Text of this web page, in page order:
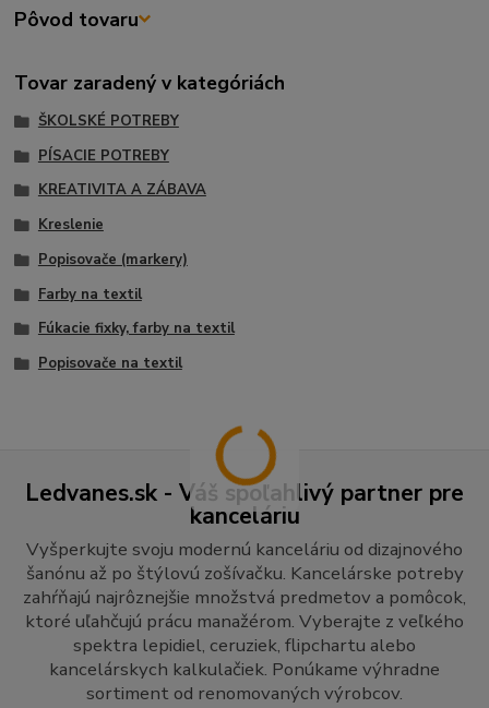
Pôvod tovaru
Tovar zaradený v kategóriách
ŠKOLSKÉ POTREBY
PÍSACIE POTREBY
KREATIVITA A ZÁBAVA
Kreslenie
Popisovače (markery)
Farby na textil
Fúkacie fixky, farby na textil
Popisovače na textil
Ledvanes.sk - Váš spoľahlivý partner pre
kanceláriu
Vyšperkujte svoju modernú kanceláriu od dizajnového
šanónu až po štýlovú zošívačku. Kancelárske potreby
zahŕňajú najrôznejšie množstvá predmetov a pomôcok,
ktoré uľahčujú prácu manažérom. Vyberajte z veľkého
spektra lepidiel, ceruziek, flipchartu alebo
kancelárskych kalkulačiek. Ponúkame výhradne
sortiment od renomovaných výrobcov.